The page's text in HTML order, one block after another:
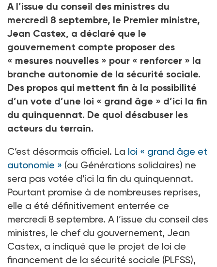
A l’issue du conseil des ministres du
mercredi 8 septembre, le Premier ministre,
Jean Castex, a déclaré que le
gouvernement compte proposer des
« mesures nouvelles » pour « renforcer » la
branche autonomie de la sécurité sociale.
Des propos qui mettent fin à la possibilité
d’un vote d’une loi « grand âge » d’ici la fin
du quinquennat. De quoi désabuser les
acteurs du terrain.
C’est désormais officiel. La loi « grand âge et
autonomie » (ou Générations solidaires) ne
sera pas votée d’ici la fin du quinquennat.
Pourtant promise à de nombreuses reprises,
elle a été définitivement enterrée ce
mercredi 8 septembre. A l’issue du conseil des
ministres, le chef du gouvernement, Jean
Castex, a indiqué que le projet de loi de
financement de la sécurité sociale (PLFSS),